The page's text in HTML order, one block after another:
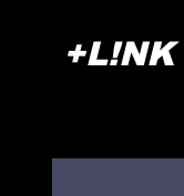
+L!NK